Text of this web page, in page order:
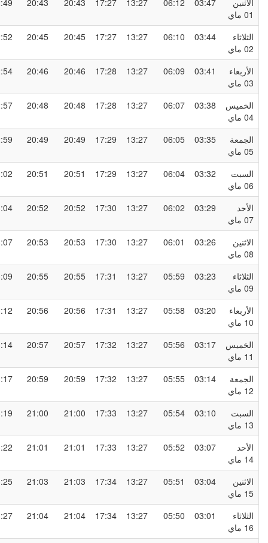
03:47
06:12
13:27
17:27
20:43
20:43
22:49
03:44
06:10
13:27
17:27
20:45
20:45
22:52
03:41
06:09
13:27
17:28
20:46
20:46
22:54
03:38
06:07
13:27
17:28
20:48
20:48
22:57
03:35
06:05
13:27
17:29
20:49
20:49
22:59
03:32
06:04
13:27
17:29
20:51
20:51
23:02
03:29
06:02
13:27
17:30
20:52
20:52
23:04
03:26
06:01
13:27
17:30
20:53
20:53
23:07
03:23
05:59
13:27
17:31
20:55
20:55
23:09
03:20
05:58
13:27
17:31
20:56
20:56
23:12
03:17
05:56
13:27
17:32
20:57
20:57
23:14
03:14
05:55
13:27
17:32
20:59
20:59
23:17
03:10
05:54
13:27
17:33
21:00
21:00
23:19
03:07
05:52
13:27
17:33
21:01
21:01
23:22
03:04
05:51
13:27
17:34
21:03
21:03
23:25
03:01
05:50
13:27
17:34
21:04
21:04
23:27